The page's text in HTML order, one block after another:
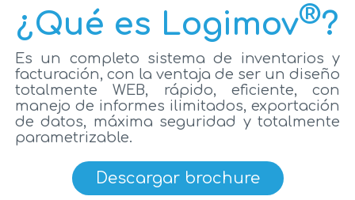
¿Qué es Logimov®?
Es un completo sistema de inventarios y
facturación, con la ventaja de ser un diseño
totalmente WEB, rápido, eficiente, con
manejo de informes ilimitados, exportación
de datos, máxima seguridad y totalmente
parametrizable.
Descargar brochure